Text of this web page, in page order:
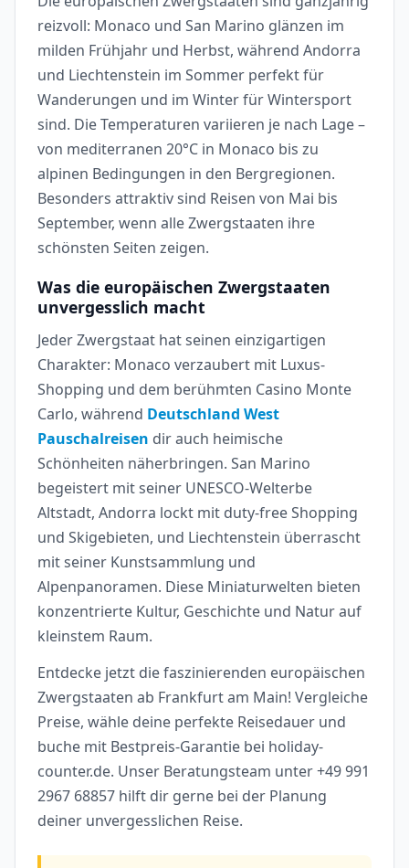
reizvoll: Monaco und San Marino glänzen im
milden Frühjahr und Herbst, während Andorra
und Liechtenstein im Sommer perfekt für
Wanderungen und im Winter für Wintersport
sind. Die Temperaturen variieren je nach Lage –
von mediterranen 20°C in Monaco bis zu
alpinen Bedingungen in den Bergregionen.
Besonders attraktiv sind Reisen von Mai bis
September, wenn alle Zwergstaaten ihre
schönsten Seiten zeigen.
Was die europäischen Zwergstaaten
unvergesslich macht
Jeder Zwergstaat hat seinen einzigartigen
Charakter: Monaco verzaubert mit Luxus-
Shopping und dem berühmten Casino Monte
Carlo, während Deutschland West
Pauschalreisen dir auch heimische
Schönheiten näherbringen. San Marino
begeistert mit seiner UNESCO-Welterbe
Altstadt, Andorra lockt mit duty-free Shopping
und Skigebieten, und Liechtenstein überrascht
mit seiner Kunstsammlung und
Alpenpanoramen. Diese Miniaturwelten bieten
konzentrierte Kultur, Geschichte und Natur auf
kleinstem Raum.
Entdecke jetzt die faszinierenden europäischen
Zwergstaaten ab Frankfurt am Main! Vergleiche
Preise, wähle deine perfekte Reisedauer und
buche mit Bestpreis-Garantie bei holiday-
counter.de. Unser Beratungsteam unter +49 991
2967 68857 hilft dir gerne bei der Planung
deiner unvergesslichen Reise.